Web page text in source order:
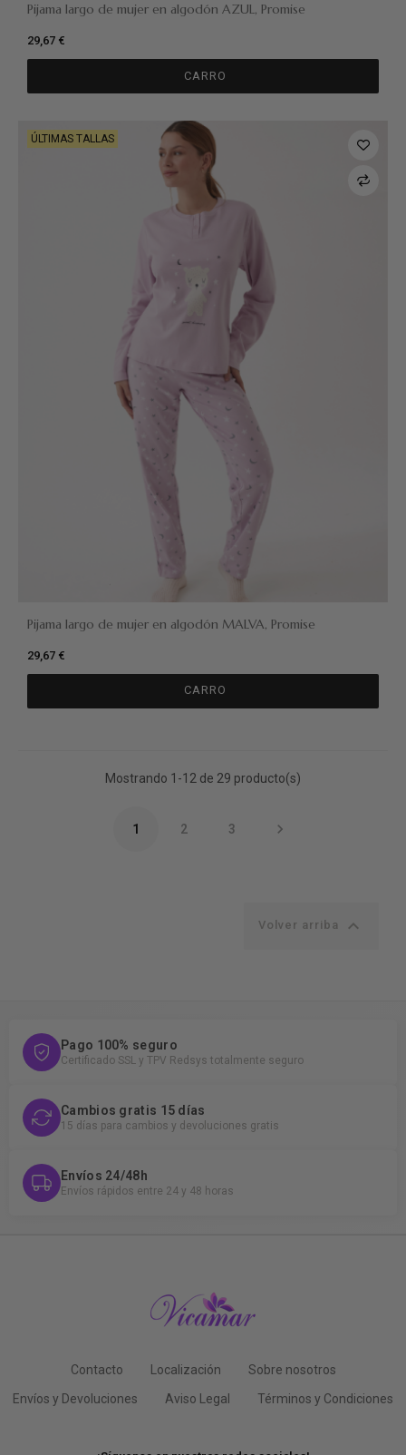
Pijama largo de mujer en algodón AZUL, Promise
29,67 €
CARRO
ÚLTIMAS TALLAS
Pijama largo de mujer en algodón MALVA, Promise
29,67 €
CARRO
Mostrando 1-12 de 29 producto(s)
1 2 3 
Volver arriba 
Pago 100% seguro
Certificado SSL y TPV Redsys totalmente seguro
Cambios gratis 15 días
15 días para cambios y devoluciones gratis
Envíos 24/48h
Envíos rápidos entre 24 y 48 horas
Contacto Localización
Sobre nosotros
Envíos y Devoluciones
Aviso Legal Términos y Condiciones